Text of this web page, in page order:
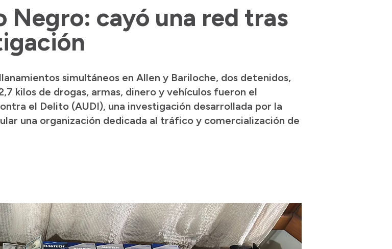
Negro: cayó una red tras
simultáneos en Allen y Bariloche, dos detenidos,
kilos de drogas, armas, dinero y vehículos fueron el
el Delito (AUDI), una investigación desarrollada por la
una organización dedicada al tráfico y comercialización de